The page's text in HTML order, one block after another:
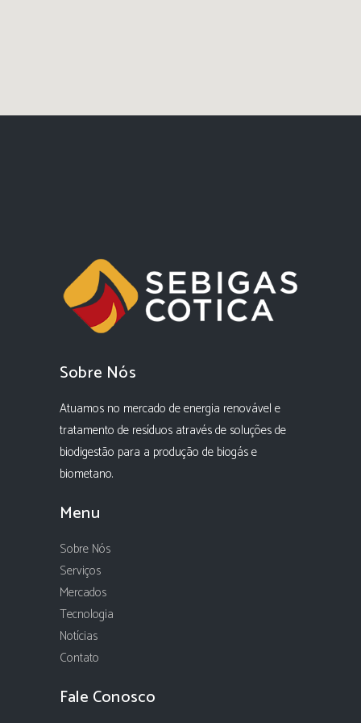
Sobre Nós
Atuamos no mercado de energia renovável e
tratamento de resíduos através de soluções de
biodigestão para a produção de biogás e
biometano.
Menu
Sobre Nós
Serviços
Mercados
Tecnologia
Notícias
Contato
Fale Conosco